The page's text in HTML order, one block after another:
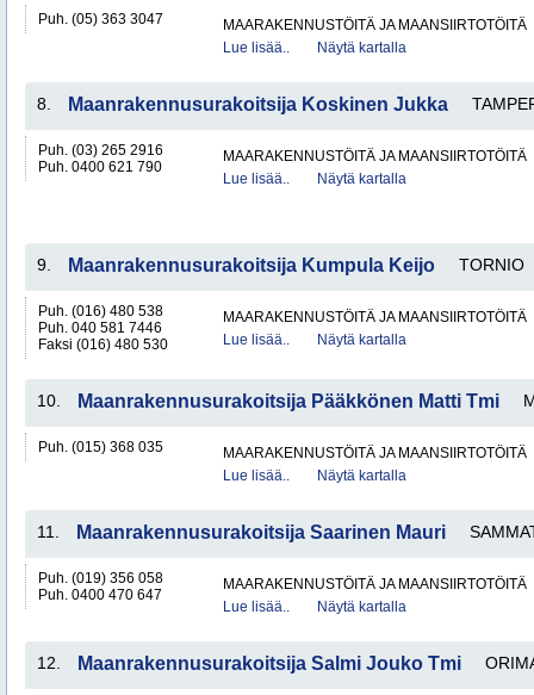
Puh. (05) 363 3047
MAARAKENNUSTÖITÄ JA MAANSIIRTOTÖITÄ
Lue lisää..
Näytä kartalla
8. Maanrakennusurakoitsija Koskinen Jukka
Puh. (03) 265 2916
Puh. 0400 621 790
MAARAKENNUSTÖITÄ JA MAANSIIRTOTÖITÄ
Lue lisää..
Näytä kartalla
9. Maanrakennusurakoitsija Kumpula Keijo TORNIO
Puh. (016) 480 538
Puh. 040 581 7446
Faksi (016) 480 530
MAARAKENNUSTÖITÄ JA MAANSIIRTOTÖITÄ
Lue lisää..
Näytä kartalla
10. Maanrakennusurakoitsija Pääkkönen Matti Tmi
Puh. (015) 368 035
MAARAKENNUSTÖITÄ JA MAANSIIRTOTÖITÄ
Lue lisää..
Näytä kartalla
11. Maanrakennusurakoitsija Saarinen Mauri
Puh. (019) 356 058
Puh. 0400 470 647
MAARAKENNUSTÖITÄ JA MAANSIIRTOTÖITÄ
Lue lisää..
Näytä kartalla
12. Maanrakennusurakoitsija Salmi Jouko Tmi